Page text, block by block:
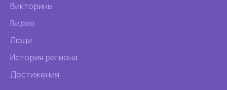
Викторины
Видео
Люди
История региона
Достижения